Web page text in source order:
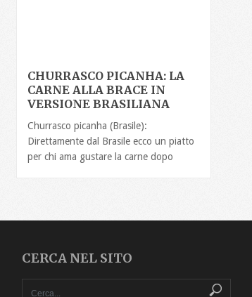
CHURRASCO PICANHA: LA
CARNE ALLA BRACE IN
VERSIONE BRASILIANA
Churrasco picanha (Brasile):
Direttamente dal Brasile ecco un piatto
per chi ama gustare la carne dopo
CERCA NEL SITO